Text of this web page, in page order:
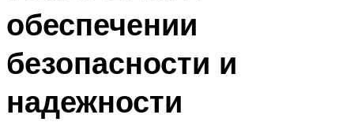
обеспечении
безопасности и
надежности